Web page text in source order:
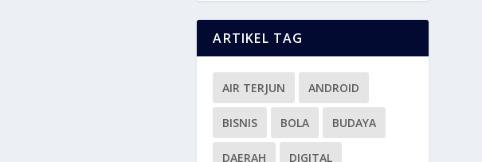
ARTIKEL TAG
AIR TERJUN ANDROID
BISNIS BOLA BUDAYA
DAERAH DIGITAL